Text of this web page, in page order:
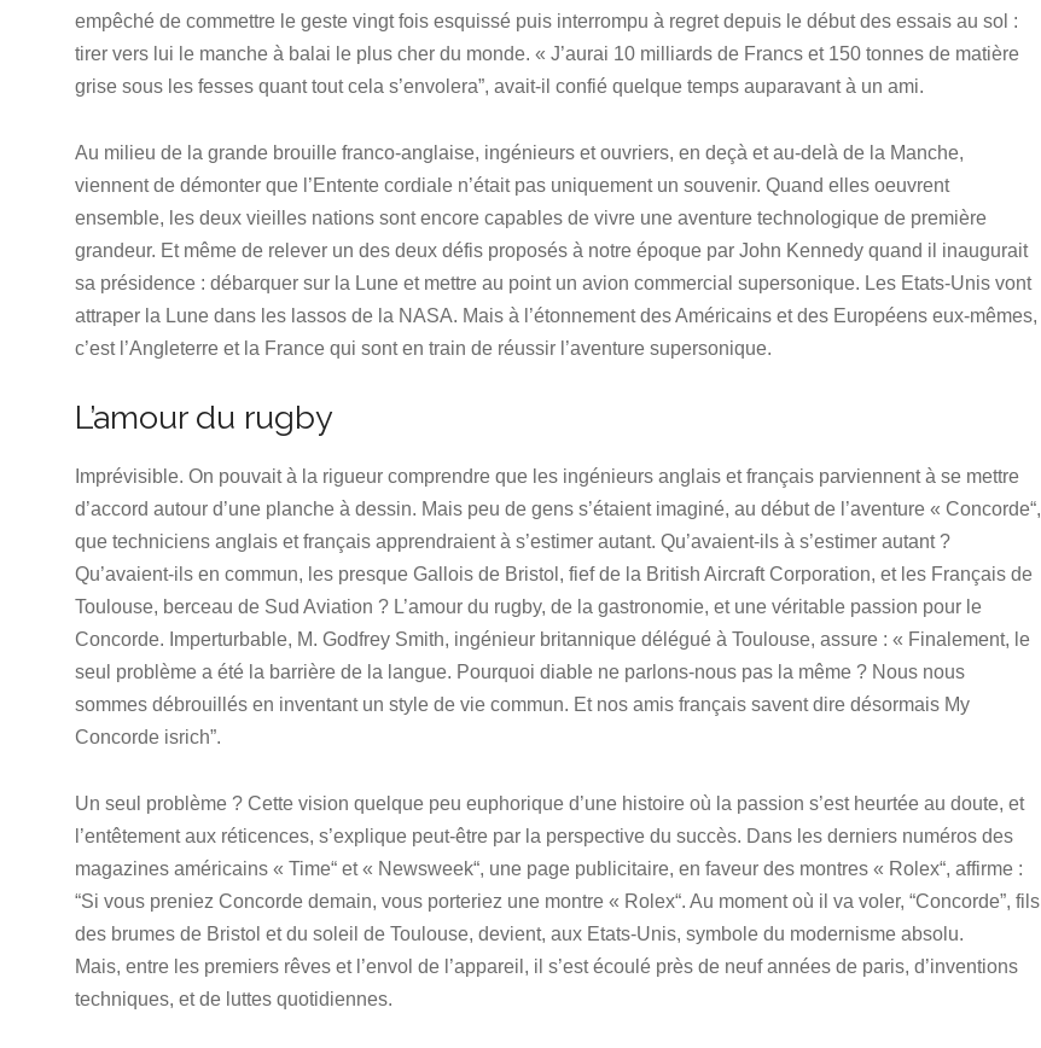
empêché de commettre le geste vingt fois esquissé puis interrompu à regret depuis le début des essais au sol :
tirer vers lui le manche à balai le plus cher du monde. « J’aurai 10 milliards de Francs et 150 tonnes de matière
grise sous les fesses quant tout cela s’envolera”, avait-il confié quelque temps auparavant à un ami.
Au milieu de la grande brouille franco-anglaise, ingénieurs et ouvriers, en deçà et au-delà de la Manche,
viennent de démonter que l’Entente cordiale n’était pas uniquement un souvenir. Quand elles oeuvrent
ensemble, les deux vieilles nations sont encore capables de vivre une aventure technologique de première
grandeur. Et même de relever un des deux défis proposés à notre époque par John Kennedy quand il inaugurait
sa présidence : débarquer sur la Lune et mettre au point un avion commercial supersonique. Les Etats-Unis vont
attraper la Lune dans les lassos de la NASA. Mais à l’étonnement des Américains et des Européens eux-mêmes,
c’est l’Angleterre et la France qui sont en train de réussir l’aventure supersonique.
L’amour du rugby
Imprévisible. On pouvait à la rigueur comprendre que les ingénieurs anglais et français parviennent à se mettre
d’accord autour d’une planche à dessin. Mais peu de gens s’étaient imaginé, au début de l’aventure « Concorde“,
que techniciens anglais et français apprendraient à s’estimer autant. Qu’avaient-ils à s’estimer autant ?
Qu’avaient-ils en commun, les presque Gallois de Bristol, fief de la British Aircraft Corporation, et les Français de
Toulouse, berceau de Sud Aviation ? L’amour du rugby, de la gastronomie, et une véritable passion pour le
Concorde. Imperturbable, M. Godfrey Smith, ingénieur britannique délégué à Toulouse, assure : « Finalement, le
seul problème a été la barrière de la langue. Pourquoi diable ne parlons-nous pas la même ? Nous nous
sommes débrouillés en inventant un style de vie commun. Et nos amis français savent dire désormais My
Concorde isrich”.
Un seul problème ? Cette vision quelque peu euphorique d’une histoire où la passion s’est heurtée au doute, et
l’entêtement aux réticences, s’explique peut-être par la perspective du succès. Dans les derniers numéros des
magazines américains « Time“ et « Newsweek“, une page publicitaire, en faveur des montres « Rolex“, affirme :
“Si vous preniez Concorde demain, vous porteriez une montre « Rolex“. Au moment où il va voler, “Concorde”, fils
des brumes de Bristol et du soleil de Toulouse, devient, aux Etats-Unis, symbole du modernisme absolu.
Mais, entre les premiers rêves et l’envol de l’appareil, il s’est écoulé près de neuf années de paris, d’inventions
techniques, et de luttes quotidiennes.